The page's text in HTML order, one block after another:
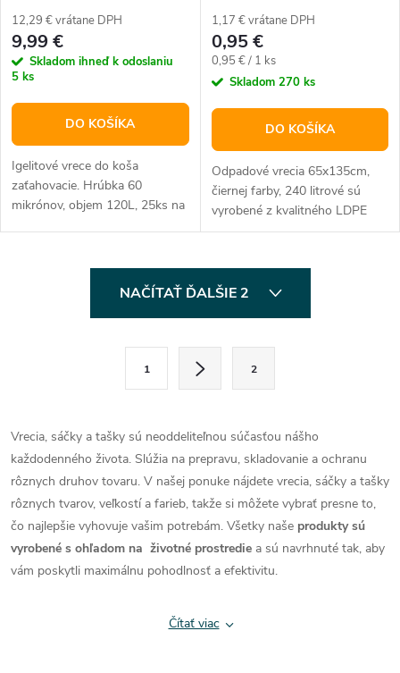
12,29 € vrátane DPH
9,99 €
Skladom ihneď k odoslaniu
5 ks
DO KOŠÍKA
Igelitové vrece do koša
zaťahovacie. Hrúbka 60
mikrónov, objem 120L, 25ks na
1,17 € vrátane DPH
0,95 €
Jednotková
cena:
0,95 € / 1 ks
Skladom 270 ks
DO KOŠÍKA
Odpadové vrecia 65x135cm,
čiernej farby, 240 litrové sú
vyrobené z kvalitného LDPE
materiálu. Balenie od 1 ks.
d
a
c
i
e
NAČÍTAŤ ĎALŠIE 2
á
n
k
o
v
a
n
1 2
Vrecia, sáčky a tašky sú neoddeliteľnou súčasťou nášho
každodenného života. Slúžia na prepravu, skladovanie a ochranu
rôznych druhov tovaru. V našej ponuke nájdete vrecia, sáčky a tašky
rôznych tvarov, veľkostí a farieb, takže si môžete vybrať presne to,
čo najlepšie vyhovuje vašim potrebám. Všetky naše produkty sú
vyrobené s ohľadom na životné prostredie a sú navrhnuté tak, aby
vám poskytli maximálnu pohodlnosť a efektivitu.
Čítať viac